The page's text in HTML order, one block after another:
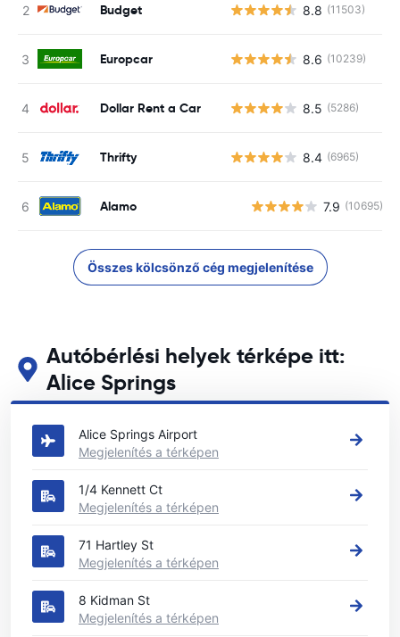
Budget 8.8 (11503)
Europcar 8.6 (10239)
Dollar Rent a Car 8.5 (5286)
Thrifty 8.4 (6965)
Alamo 7.9 (10695)
Összes kölcsönző cég megjelenítése
Autóbérlési helyek térképe itt:
Alice Springs
Tekintse meg fő autóbérlési helyeinket itt: Alice Springs
Alice Springs Airport
Megjelenítés a térképen
1/4 Kennett Ct
Megjelenítés a térképen
71 Hartley St
Megjelenítés a térképen
8 Kidman St
Megjelenítés a térképen